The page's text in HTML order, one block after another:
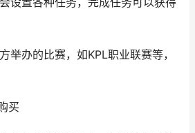
举办的比赛，如KPL职业联赛等，
买